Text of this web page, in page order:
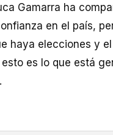
Gamarra ha
en el país,
haya elecciones y
es lo que está